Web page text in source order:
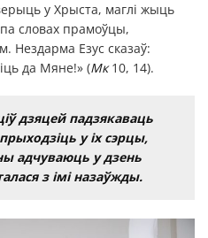
у Хрыста, маглі жыць
словах прамоўцы,
Нездарма Езус сказаў:
да Мяне!» (Мк10, 14).
дзяцей падзякаваць
у іх сэрцы,
адчуваюць у дзень
з імі назаўжды.